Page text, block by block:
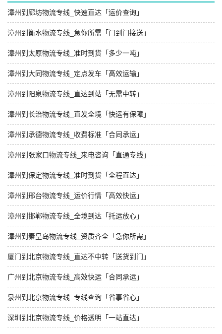
漳州到廊坊物流专线_快速直达「运价查询」
漳州到衡水物流专线_急你所需「门到门接送」
漳州到太原物流专线_准时到货「多少一吨」
漳州到大同物流专线_定点发车「高效运输」
漳州到阳泉物流专线_直达到站「无需中转」
漳州到长治物流专线_直发全境「快运有保障」
漳州到承德物流专线_收费标准「合同承运」
漳州到张家口物流专线_来电咨询「直通专线」
漳州到保定物流专线_准时到货「全程直达」
漳州到邢台物流专线_运价行情「高效快运」
漳州到邯郸物流专线_全境到达「托运放心」
漳州到秦皇岛物流专线_资质齐全「急你所需」
厦门到北京物流专线_直达不中转「送货到门」
广州到北京物流专线_高效快运「合同承运」
泉州到北京物流专线_专线查询「省事省心」
深圳到北京物流专线_价格透明「一站直达」